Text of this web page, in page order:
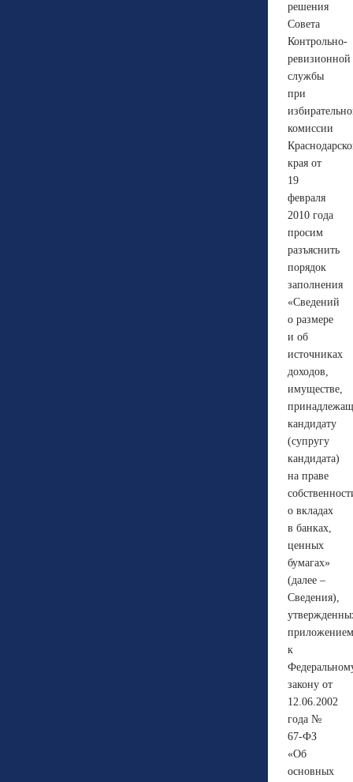
решения
Совета
Контрольно-
ревизионной
службы
при
комиссии
края от
19
февраля
2010 года
просим
разъяснить
порядок
заполнения
«Сведений
о размере
и об
источниках
доходов,
имуществе,
кандидату
(супругу
кандидата)
на праве
о вкладах
в банках,
ценных
бумагах»
(далее –
Сведения),
приложением
к
закону от
12.06.2002
года №
67-ФЗ
«Об
основных